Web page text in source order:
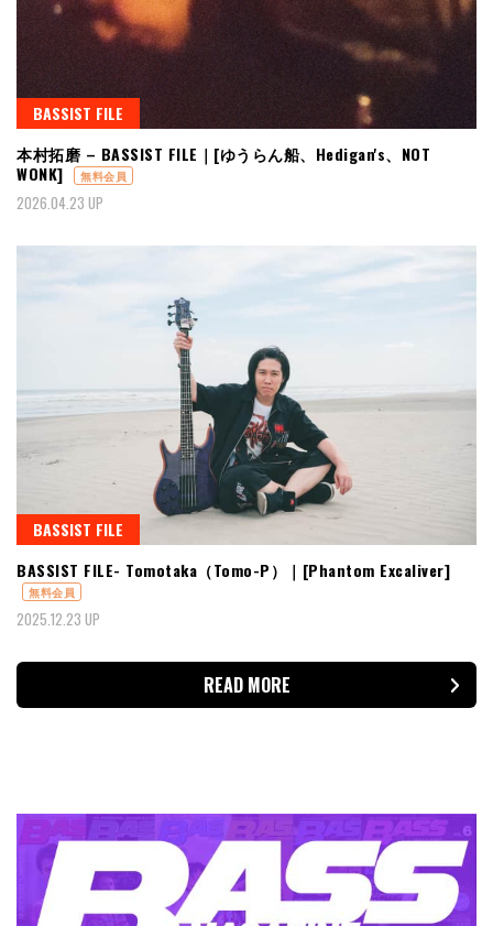
BASSIST FILE
本村拓磨 – BASSIST FILE｜[ゆうらん船、Hedigan's、NOT
WONK]
無料会員
2026.04.23 UP
BASSIST FILE
BASSIST FILE- Tomotaka（Tomo-P）｜[Phantom Excaliver]
無料会員
2025.12.23 UP
READ MORE